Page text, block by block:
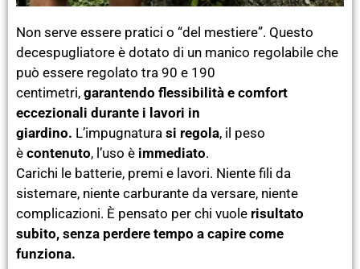
Non serve essere pratici o “del mestiere”. Questo
decespugliatore è dotato di un manico regolabile che
può essere regolato tra 90 e 190
centimetri, garantendo flessibilità e comfort
eccezionali durante i lavori in
giardino. L’impugnatura si regola, il peso
è contenuto, l’uso è immediato.
Carichi le batterie, premi e lavori. Niente fili da
sistemare, niente carburante da versare, niente
complicazioni. È pensato per chi vuole risultato
subito, senza perdere tempo a capire come
funziona.